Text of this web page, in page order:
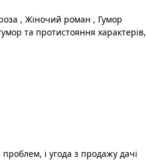
, Жіночий роман , Гумор
та протистояння характерів,
і угода з продажу дачі